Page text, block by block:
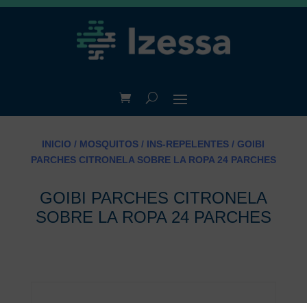
INICIO / MOSQUITOS / INS-REPELENTES / GOIBI
PARCHES CITRONELA SOBRE LA ROPA 24 PARCHES
GOIBI PARCHES CITRONELA
SOBRE LA ROPA 24 PARCHES